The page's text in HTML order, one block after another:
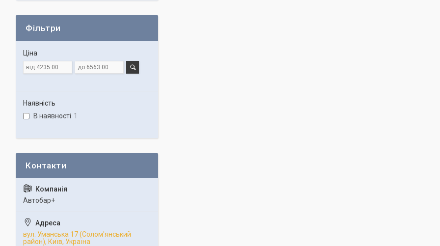
Фільтри
Ціна
Наявність
В наявності 1
Автобар+
вул. Уманська 17 (Солом'янський
район), Київ, Україна